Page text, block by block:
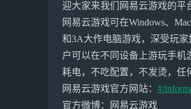
迎大家来我们网易云游戏的平
网易云游戏可在Windows、
和3A大作电脑游戏，深受玩
户可以在不同设备上游玩手
耗电，不吃配置，不发烫，任
网易云游戏官方网站： #/
官方微博：网易云游戏